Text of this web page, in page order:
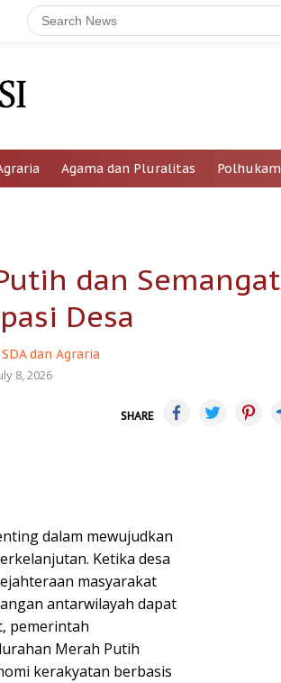
Agama dan Pluralitas Polhukam
dan Semangat
Desa
SDA dan Agraria
8, 2026
SHARE
dalam mewujudkan
Ketika desa
masyarakat
antarwilayah dapat
pemerintah
Merah Putih
kerakyatan berbasis